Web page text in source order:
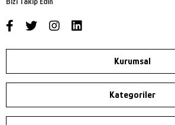
Kurumsal
Kategoriler